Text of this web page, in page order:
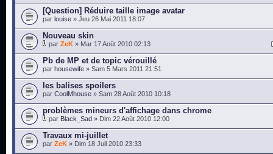
[Question] Réduire taille image avatar
par louise » Jeu 26 Mai 2011 18:07
Nouveau skin
par ZeK » Mar 17 Août 2010 02:13
Pb de MP et de topic vérouillé
par housewife » Sam 5 Mars 2011 21:51
les balises spoilers
par CoolMhouse » Sam 28 Août 2010 10:18
problèmes mineurs d'affichage dans chrome
par Black_Sad » Dim 22 Août 2010 12:00
Travaux mi-juillet
par ZeK » Dim 18 Juil 2010 23:33